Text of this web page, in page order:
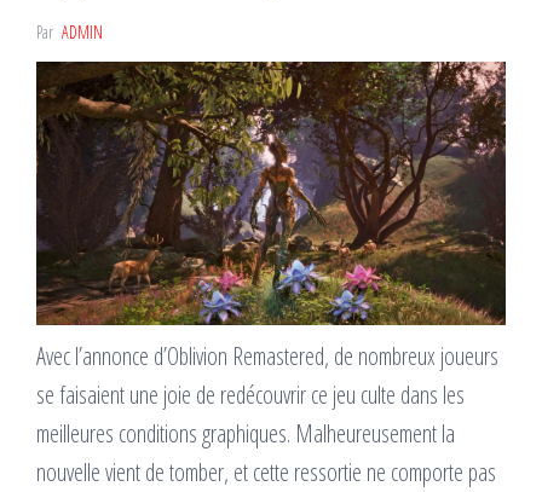
Par ADMIN
Avec l’annonce d’Oblivion Remastered, de nombreux joueurs
se faisaient une joie de redécouvrir ce jeu culte dans les
meilleures conditions graphiques. Malheureusement la
nouvelle vient de tomber, et cette ressortie ne comporte pas